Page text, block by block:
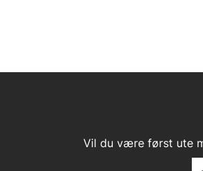
Vil du være først ute